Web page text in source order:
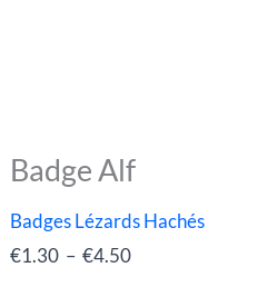
Badge Alf
Badges Lézards Hachés
€1.30 – €4.50
Plage
quantité
Badge